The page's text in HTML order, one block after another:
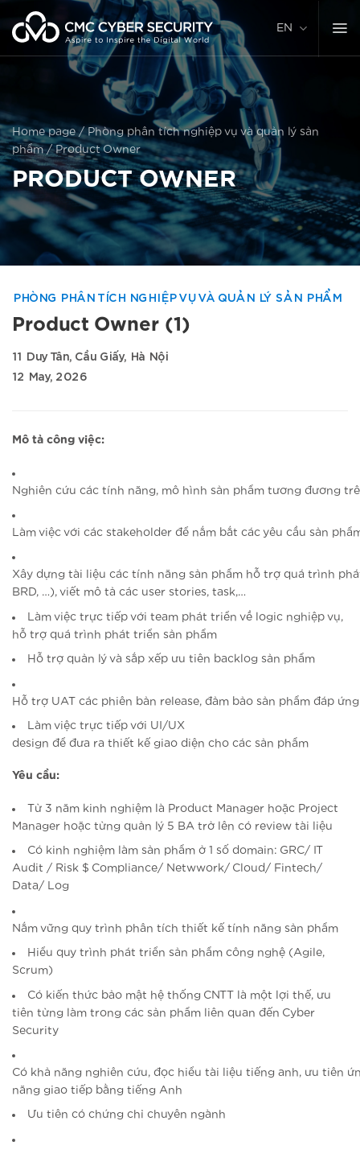
content
EN
Home page/ Phòng phân tích nghiệp vụ và quản lý sản
phẩm/Product Owner
PRODUCT OWNER
PHÒNG PHÂN TÍCH NGHIỆP VỤ VÀ QUẢN LÝ SẢN PHẨM
Product Owner (1)
11 Duy Tân, Cầu Giấy, Hà Nội
12 May, 2026
Mô tả công việc:
Nghiên cứu các tính năng, mô hình sản phẩm tương đương
Làm việc với các stakeholder để nắm bắt các yêu cầu sản
Xây dựng tài liệu các tính năng sản phẩm hỗ trợ quá trình
BRD, …), viết mô tả các user stories, task,…
Làm việc trực tiếp với team phát triển về logic nghiệp vụ,
hỗ trợ quá trình phát triển sản phẩm
Hỗ trợ quản lý và sắp xếp ưu tiên backlog sản phẩm
Hỗ trợ UAT các phiên bản release, đảm bảo sản phẩm đáp
Làm việc trực tiếp với UI/UX
design để đưa ra thiết kế giao diện cho các sản phẩm
Yêu cầu:
Từ 3 năm kinh nghiệm là Product Manager hoặc Project
Manager hoặc từng quản lý 5 BA trở lên có review tài liệu
Có kinh nghiệm làm sản phẩm ở 1 số domain: GRC/ IT
Audit / Risk $ Compliance/ Netwwork/ Cloud/ Fintech/
Data/ Log
Nắm vững quy trình phân tích thiết kế tính năng sản phẩm
Hiểu quy trình phát triển sản phẩm công nghệ (Agile,
Scrum)
Có kiến thức bảo mật hệ thống CNTT là một lợi thế, ưu
tiên từng làm trong các sản phẩm liên quan đến Cyber
Security
Có khả năng nghiên cứu, đọc hiểu tài liệu tiếng anh, ưu tiên
năng giao tiếp bằng tiếng Anh
Ưu tiên có chứng chỉ chuyên ngành